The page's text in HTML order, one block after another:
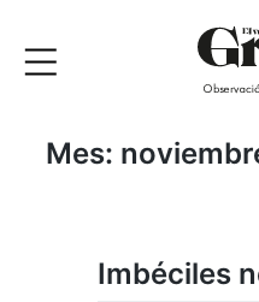
Mes:
Imbéciles